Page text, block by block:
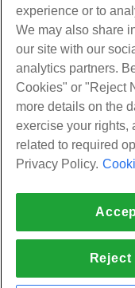
Produtos
Hospedagem na web
Hospedagem
Revendedor com
Linux gerenciado VPS
Windows não
Servidores de nuvem
Balanceadores de carga
Armazenamento em
Serviços
Migrações de sites
Comunidade
Documentação do
Tutoriais
Companhia
Sobre nós
Contate-Nos
pressione
Programa de Afiliados
Aplicação da lei
Acordo de Afiliado
Apoio, suporte
Conversar ao vivo
Abra um bilhete de
© 2010-2026
experience or to
We may also share
our site with our
analytics partners.
Cookies" or "Reject
more details on the
exercise your rights,
related to required
Privacy Policy.